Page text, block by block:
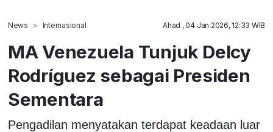
News Internasional Ahad , 04 Jan 2026, 12:33 WIB
MA Venezuela Tunjuk Delcy
Rodríguez sebagai Presiden
Sementara
Pengadilan menyatakan terdapat keadaan luar